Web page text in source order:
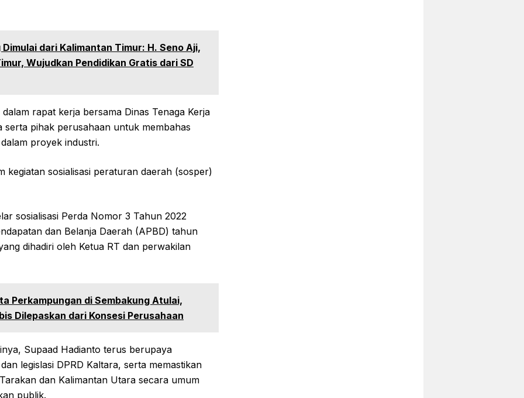
dari Kalimantan Timur: H. Seno Aji,
Wujudkan Pendidikan Gratis dari SD
rapat kerja bersama Dinas Tenaga Kerja
serta pihak perusahaan untuk membahas
proyek industri.
kegiatan sosialisasi peraturan daerah (sosper)
sosialisasi Perda Nomor 3 Tahun 2022
dan Belanja Daerah (APBD) tahun
dihadiri oleh Ketua RT dan perwakilan
Perkampungan di Sembakung Atulai,
Dilepaskan dari Konsesi Perusahaan
Supaad Hadianto terus berupaya
legislasi DPRD Kaltara, serta memastikan
dan Kalimantan Utara secara umum
publik.